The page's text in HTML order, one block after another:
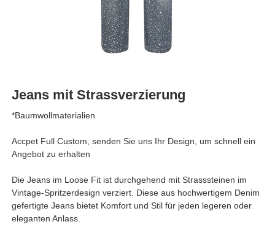
Jeans mit Strassverzierung
*Baumwollmaterialien
Accpet Full Custom, senden Sie uns Ihr Design, um schnell ein
Angebot zu erhalten
Die Jeans im Loose Fit ist durchgehend mit Strasssteinen im
Vintage-Spritzerdesign verziert. Diese aus hochwertigem Denim
gefertigte Jeans bietet Komfort und Stil für jeden legeren oder
eleganten Anlass.